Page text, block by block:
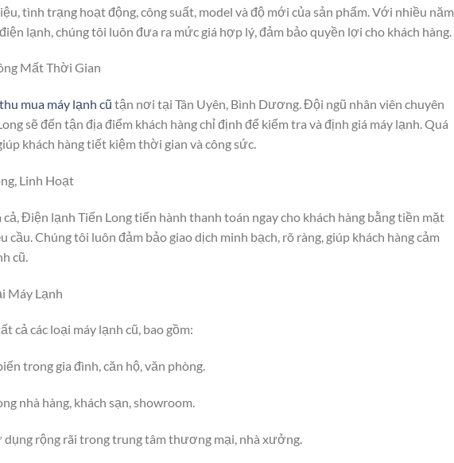
tình trạng hoạt động, công suất, model và độ mới của sản phẩm. Với nhiều năm
lạnh, chúng tôi luôn đưa ra mức giá hợp lý, đảm bảo quyền lợi cho khách hàng.
Mất Thời Gian
thu mua máy lạnh cũ tận nơi tại Tân Uyên, Bình Dương. Đội ngũ nhân viên chuyên
sẽ đến tận địa điểm khách hàng chỉ định để kiểm tra và định giá máy lạnh. Quá
khách hàng tiết kiệm thời gian và công sức.
Linh Hoạt
Điện lạnh Tiến Long tiến hành thanh toán ngay cho khách hàng bằng tiền mặt
cầu. Chúng tôi luôn đảm bảo giao dịch minh bạch, rõ ràng, giúp khách hàng cảm
cũ.
Máy Lạnh
cả các loại máy lạnh cũ, bao gồm:
trong gia đình, căn hộ, văn phòng.
nhà hàng, khách sạn, showroom.
rộng rãi trong trung tâm thương mại, nhà xưởng.